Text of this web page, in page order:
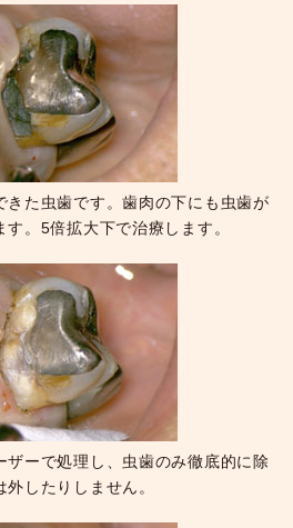
きた虫歯です。歯肉の下にも虫歯が
。5倍拡大下で治療します。
ザーで処理し、虫歯のみ徹底的に除
したりしません。